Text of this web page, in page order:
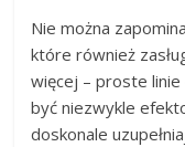
Nie można
które również
więcej – proste
być niezwykle
doskonale